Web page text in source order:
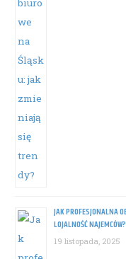
JAK PROFESJONALNA
LOJALNOŚĆ NAJEMCÓW?
19 listopada, 2025